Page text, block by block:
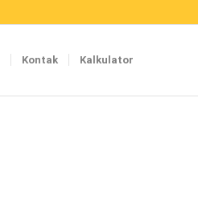
Kontak Kalkulator